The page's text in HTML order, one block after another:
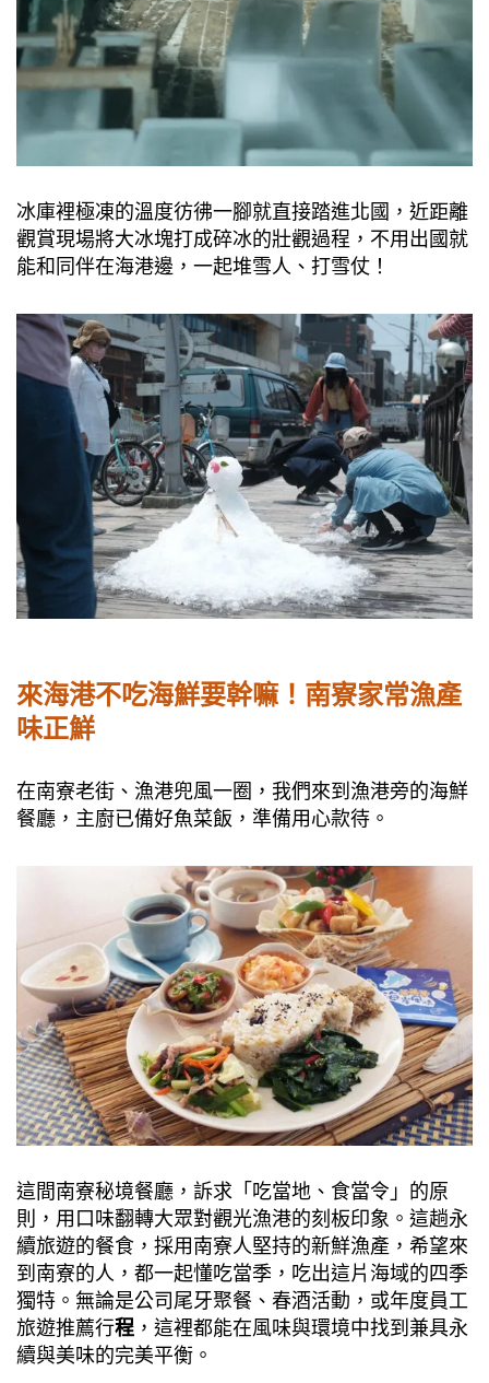
冰庫裡極凍的溫度彷彿一腳就直接踏進北國，近距離
觀賞現場將大冰塊打成碎冰的壯觀過程，不用出國就
能和同伴在海港邊，一起堆雪人、打雪仗！
來海港不吃海鮮要幹嘛！南寮家常漁產
味正鮮
在南寮老街、漁港兜風一圈，我們來到漁港旁的海鮮
餐廳，主廚已備好魚菜飯，準備用心款待。
這間南寮秘境餐廳，訴求「吃當地、食當令」的原
則，用口味翻轉大眾對觀光漁港的刻板印象。這趟永
續旅遊的餐食，採用南寮人堅持的新鮮漁產，希望來
到南寮的人，都一起懂吃當季，吃出這片海域的四季
獨特。無論是公司尾牙聚餐、春酒活動，或年度員工
旅遊推薦行程 ，這裡都能在風味與環境中找到兼具永
續與美味的完美平衡。